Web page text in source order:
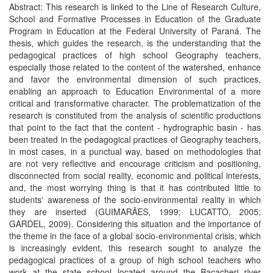
Abstract: This research is linked to the Line of Research Culture,
School and Formative Processes in Education of the Graduate
Program in Education at the Federal University of Paraná. The
thesis, which guides the research, is the understanding that the
pedagogical practices of high school Geography teachers,
especially those related to the content of the watershed, enhance
and favor the environmental dimension of such practices,
enabling an approach to Education Environmental of a more
critical and transformative character. The problematization of the
research is constituted from the analysis of scientific productions
that point to the fact that the content - hydrographic basin - has
been treated in the pedagogical practices of Geography teachers,
in most cases, in a punctual way, based on methodologies that
are not very reflective and encourage criticism and positioning,
disconnected from social reality, economic and political interests,
and, the most worrying thing is that it has contributed little to
students' awareness of the socio-environmental reality in which
they are inserted (GUIMARÃES, 1999; LUCATTO, 2005;
GARDEL, 2009). Considering this situation and the importance of
the theme in the face of a global socio-environmental crisis, which
is increasingly evident, this research sought to analyze the
pedagogical practices of a group of high school teachers who